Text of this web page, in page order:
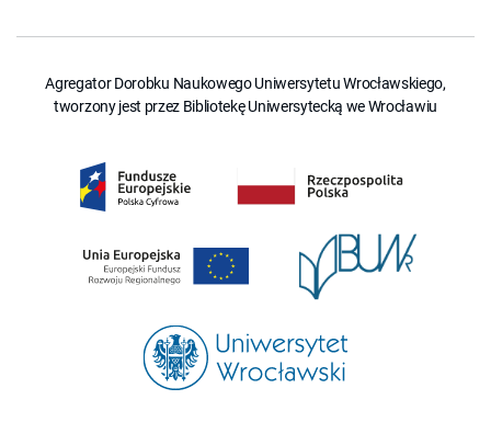
Agregator Dorobku Naukowego Uniwersytetu Wrocławskiego,
tworzony jest przez Bibliotekę Uniwersytecką we Wrocławiu